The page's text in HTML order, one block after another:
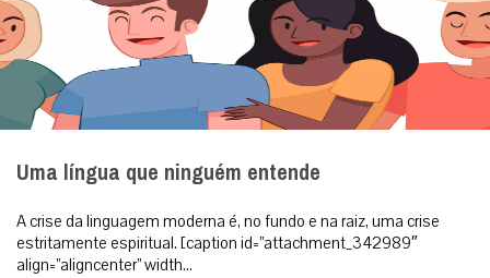
Uma língua que ninguém entende
A crise da linguagem moderna é, no fundo e na raiz, uma crise
estritamente espiritual. [caption id=”attachment_342989″
align=”aligncenter” width...